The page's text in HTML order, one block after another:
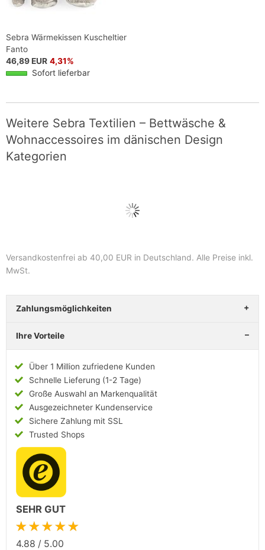
Sebra Wärmekissen Kuscheltier
Fanto
46,89 EUR 4,31%
Sofort lieferbar
Weitere Sebra Textilien – Bettwäsche &
Wohnaccessoires im dänischen Design
Kategorien
Versandkostenfrei ab 40,00 EUR in Deutschland. Alle Preise inkl.
MwSt.
Zahlungsmöglichkeiten
Ihre Vorteile
Über 1 Million zufriedene Kunden
Schnelle Lieferung (1-2 Tage)
Große Auswahl an Markenqualität
Ausgezeichneter Kundenservice
Sichere Zahlung mit SSL
Trusted Shops
SEHR GUT
★★★★★
4.88 / 5.00